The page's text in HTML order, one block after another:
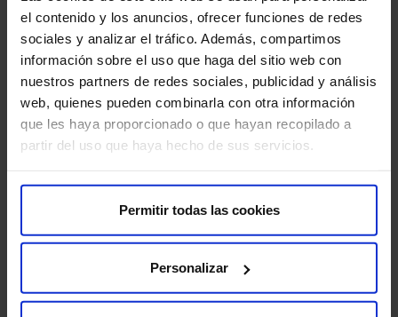
el contenido y los anuncios, ofrecer funciones de redes
sociales y analizar el tráfico. Además, compartimos
información sobre el uso que haga del sitio web con
nuestros partners de redes sociales, publicidad y análisis
web, quienes pueden combinarla con otra información
que les haya proporcionado o que hayan recopilado a
partir del uso que haya hecho de sus servicios.
Permitir todas las cookies
Personalizar
También te puede interesar